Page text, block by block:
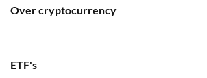
Over cryptocurrency
ETF's